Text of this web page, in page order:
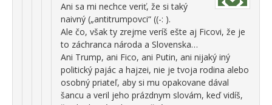
Ani sa mi nechce veriť, že si taký
naivný („antitrumpovci“ ((-: ).
Ale čo, však ty zrejme veríš ešte aj Ficovi, že je
to záchranca národa a Slovenska…
Ani Trump, ani Fico, ani Putin, ani nijaký iný
politický pajác a hajzei, nie je tvoja rodina alebo
osobný priateľ, aby si mu opakovane dával
šancu a veril jeho prázdnym slovám, keď vidíš,